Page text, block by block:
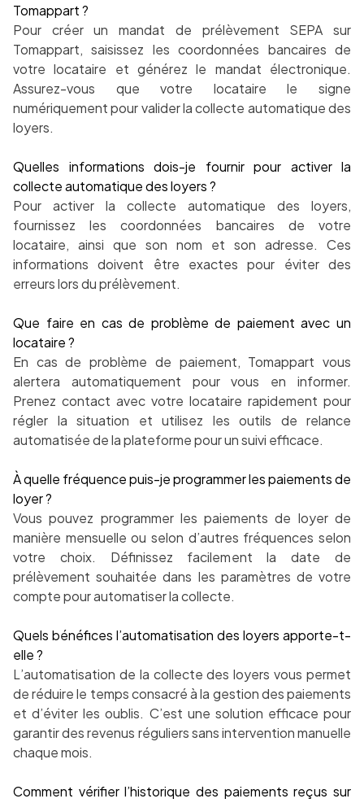
Tomappart ?
Pour créer un mandat de prélèvement SEPA sur
Tomappart, saisissez les coordonnées bancaires de
votre locataire et générez le mandat électronique.
Assurez-vous que votre locataire le signe
numériquement pour valider la collecte automatique des
loyers.
Quelles informations dois-je fournir pour activer la
collecte automatique des loyers ?
Pour activer la collecte automatique des loyers,
fournissez les coordonnées bancaires de votre
locataire, ainsi que son nom et son adresse. Ces
informations doivent être exactes pour éviter des
erreurs lors du prélèvement.
Que faire en cas de problème de paiement avec un
locataire ?
En cas de problème de paiement, Tomappart vous
alertera automatiquement pour vous en informer.
Prenez contact avec votre locataire rapidement pour
régler la situation et utilisez les outils de relance
automatisée de la plateforme pour un suivi efficace.
À quelle fréquence puis-je programmer les paiements de
loyer ?
Vous pouvez programmer les paiements de loyer de
manière mensuelle ou selon d’autres fréquences selon
votre choix. Définissez facilement la date de
prélèvement souhaitée dans les paramètres de votre
compte pour automatiser la collecte.
Quels bénéfices l’automatisation des loyers apporte-t-
elle ?
L’automatisation de la collecte des loyers vous permet
de réduire le temps consacré à la gestion des paiements
et d’éviter les oublis. C’est une solution efficace pour
garantir des revenus réguliers sans intervention manuelle
chaque mois.
Comment vérifier l’historique des paiements reçus sur